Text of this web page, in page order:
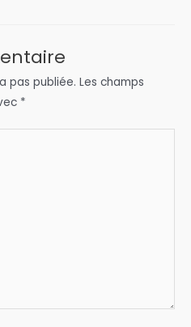
pas publiée. Les champs
*